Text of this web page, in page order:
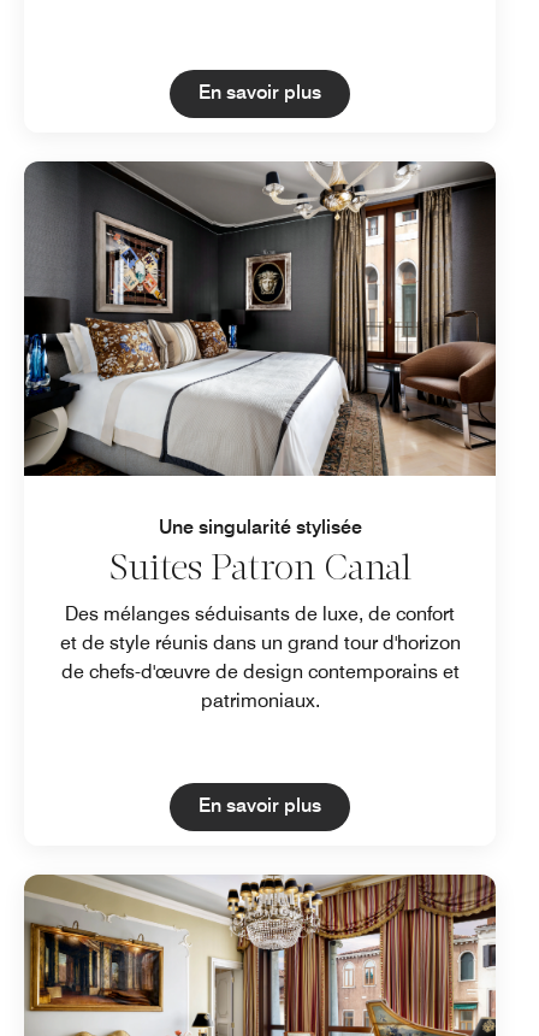
En savoir plusOpen in New Tab
Une singularité stylisée
Suites Patron Canal
Des mélanges séduisants de luxe, de confort
et de style réunis dans un grand tour d'horizon
de chefs-d'œuvre de design contemporains et
patrimoniaux.
En savoir plusOpen in New Tab